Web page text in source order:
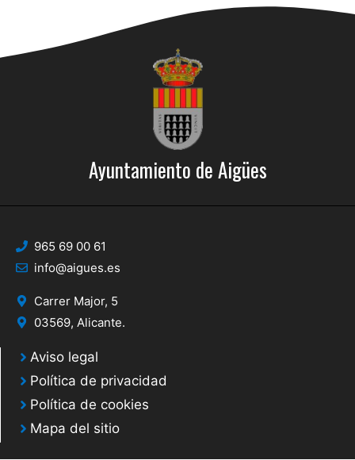
Ayuntamiento de Aigües
965 69 00 61
info@aigues.es
Carrer Major, 5
03569, Alicante.
Aviso legal
Política de privacidad
Política de cookies
Mapa del sitio